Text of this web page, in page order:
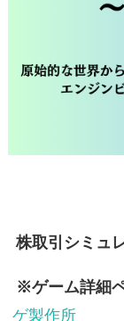
株取引シミュ
※ゲーム詳細
ゲ製作所